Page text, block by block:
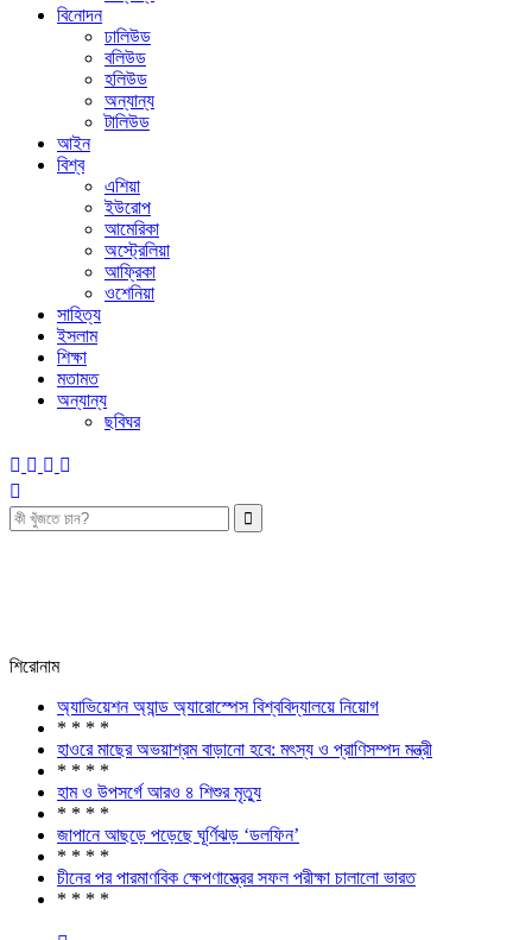
বিনোদন
ঢালিউড
বলিউড
হলিউড
অন্যান্য
টালিউড
আইন
বিশ্ব
এশিয়া
ইউরোপ
আমেরিকা
অস্ট্রেলিয়া
আফ্রিকা
ওশেনিয়া
সাহিত্য
ইসলাম
শিক্ষা
মতামত
অন্যান্য
ছবিঘর
শিরোনাম
অ্যাভিয়েশন অ্যান্ড অ্যারোস্পেস বিশ্ববিদ্যালয়ে নিয়োগ
* * * *
হাওরে মাছের অভয়াশ্রম বাড়ানো হবে: মৎস্য ও প্রাণিসম্পদ মন্ত্রী
* * * *
হাম ও উপসর্গে আরও ৪ শিশুর মৃত্যু
* * * *
জাপানে আছড়ে পড়েছে ঘূর্ণিঝড় ‘ডলফিন’
* * * *
চীনের পর পারমাণবিক ক্ষেপণাস্ত্রের সফল পরীক্ষা চালালো ভারত
* * * *